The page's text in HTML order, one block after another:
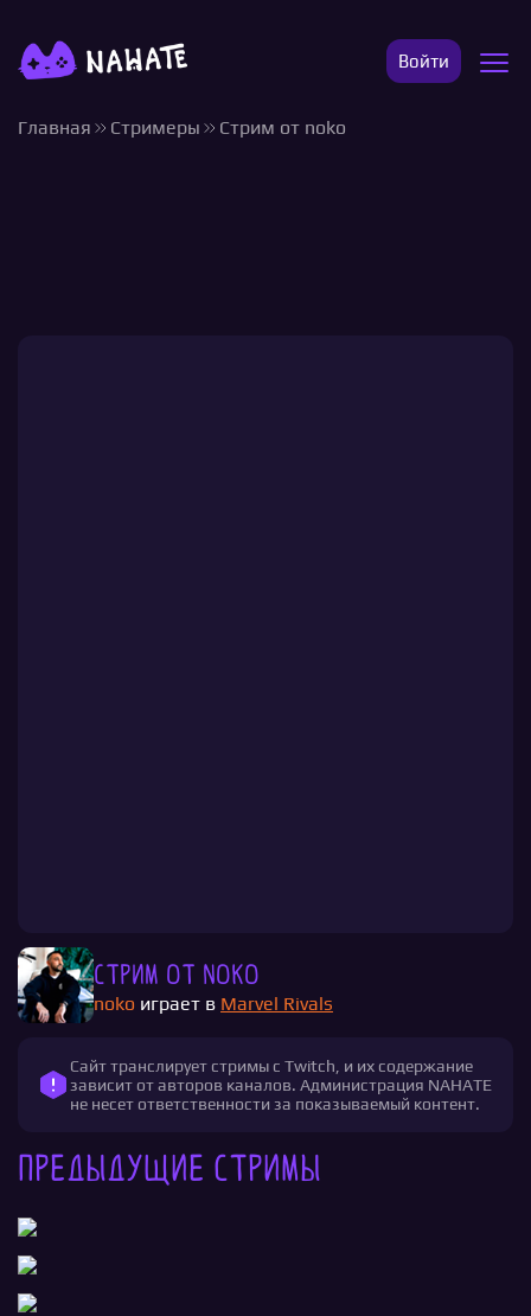
Войти
Главная Стримеры Стрим от noko
Стрим от noko
noko играет в Marvel Rivals
Сайт транслирует стримы с Twitch, и их содержание
зависит от авторов каналов. Администрация NAHATE
не несет ответственности за показываемый контент.
Предыдущие стримы